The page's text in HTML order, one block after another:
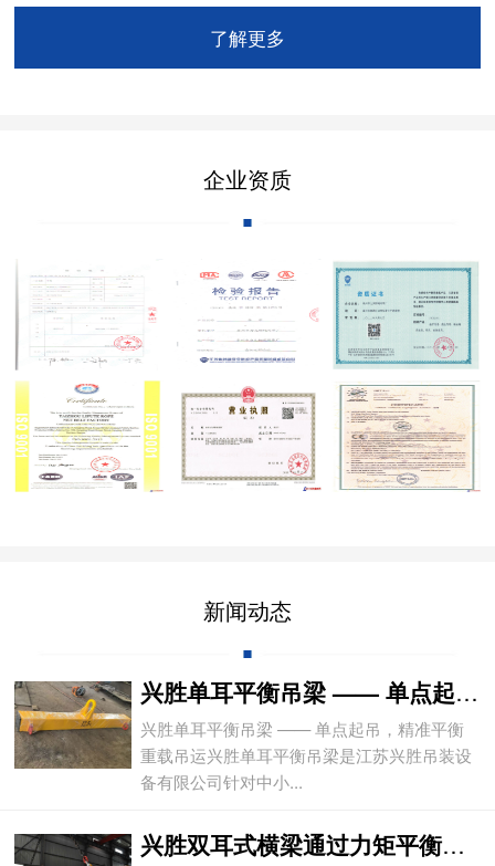
了解更多
企业资质
新闻动态
兴胜单耳平衡吊梁 —— 单点起吊，精准平
兴胜单耳平衡吊梁 —— 单点起吊，精准平衡
重载吊运兴胜单耳平衡吊梁是江苏兴胜吊装设
备有限公司针对中小...
兴胜双耳式横梁通过力矩平衡实现重物平稳吊